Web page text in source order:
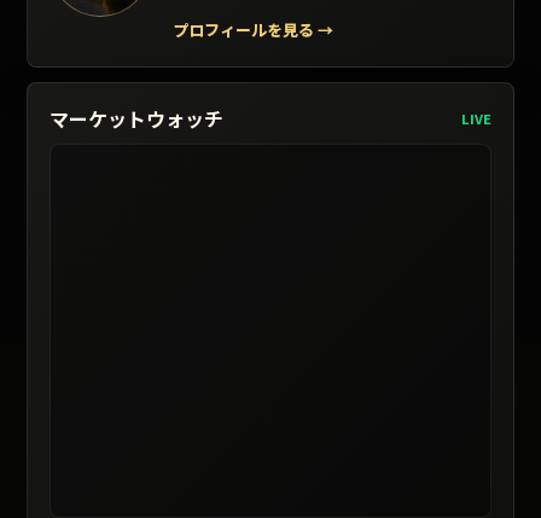
プロフィールを見る →
マーケットウォッチ LIVE